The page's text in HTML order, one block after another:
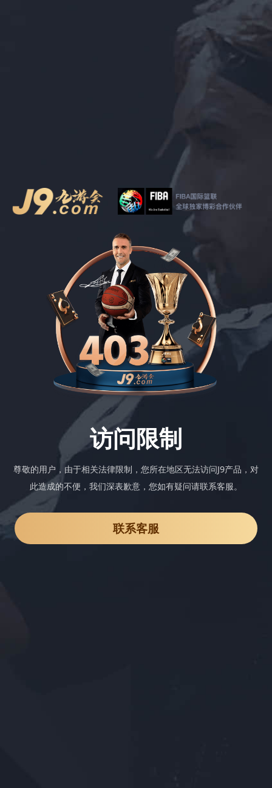
访问限制
尊敬的用户，由于相关法律限制，您所在地区无法访问J9产品，对
此造成的不便，我们深表歉意，您如有疑问请联系客服。
联系客服